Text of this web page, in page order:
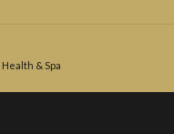
& Spa